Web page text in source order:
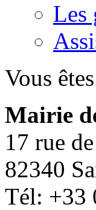
Les
Vous
Mairie
17 rue
82340
Tél: +33